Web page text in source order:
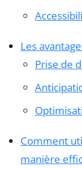
Les
Prise de
Comment
manière